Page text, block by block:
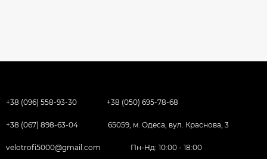
+38 (096) 558-93-30 +38 (050) 695-78-68
+38 (067) 898-63-04 65059, м. Одеса, вул. Краснова, 3
velotrofi5000@gmail.com Пн-Нд: 10:00 - 18:00